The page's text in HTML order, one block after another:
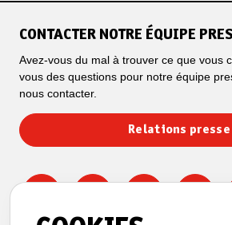
CONTACTER NOTRE ÉQUIPE
Avez-vous du mal à trouver ce que vous
vous des questions pour notre équipe
nous contacter.
Relations presse